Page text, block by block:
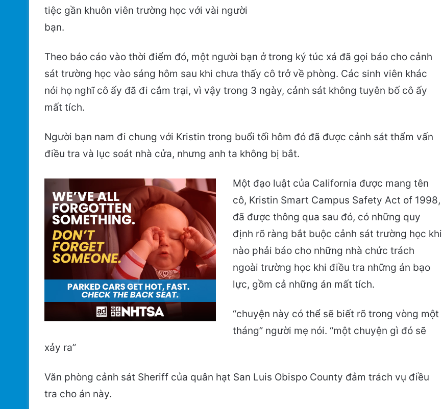
tiệc gần khuôn viên trường học với vài người
bạn.
Theo báo cáo vào thời điểm đó, một người bạn ở trong ký túc xá đã gọi báo cho cảnh
sát trường học vào sáng hôm sau khi chưa thấy cô trở về phòng. Các sinh viên khác
nói họ nghĩ cô ấy đã đi cắm trại, vì vậy trong 3 ngày, cảnh sát không tuyên bố cô ấy
mất tích.
Người bạn nam đi chung với Kristin trong buổi tối hôm đó đã được cảnh sát thẩm vấn
điều tra và lục soát nhà cửa, nhưng anh ta không bị bắt.
Một đạo luật của California được mang tên
cô, Kristin Smart Campus Safety Act of 1998,
đã được thông qua sau đó, có những quy
định rõ ràng bắt buộc cảnh sát trường học khi
nào phải báo cho những nhà chức trách
ngoài trường học khi điều tra những án bạo
lực, gồm cả những án mất tích.
“chuyện này có thể sẽ biết rõ trong vòng một
tháng” người mẹ nói. “một chuyện gì đó sẽ
xảy ra”
Văn phòng cảnh sát Sheriff của quân hạt San Luis Obispo County đảm trách vụ điều
tra cho án này.